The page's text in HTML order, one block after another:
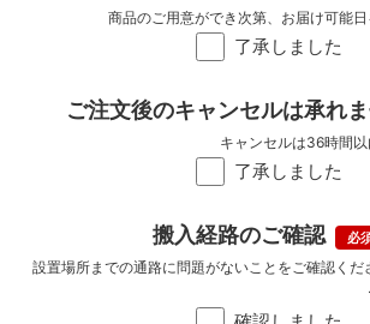
了承しました
商品のご用意ができ次第、お届け可能日
ご注文後のキャンセルは承れ
了承しました
キャンセルは36時間以
搬入経路のご確認
設置場所までの通路に問題がないことをご確認くだ